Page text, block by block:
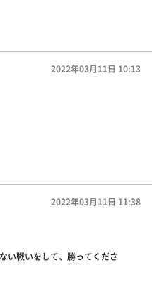
2022年03月11日 10:13
2022年03月11日 11:38
い戦いをして、勝ってくださ